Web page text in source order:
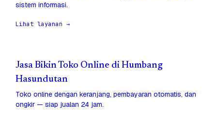
sistem informasi.
Lihat layanan →
Jasa Bikin Toko Online di Humbang
Hasundutan
Toko online dengan keranjang, pembayaran otomatis, dan
ongkir — siap jualan 24 jam.